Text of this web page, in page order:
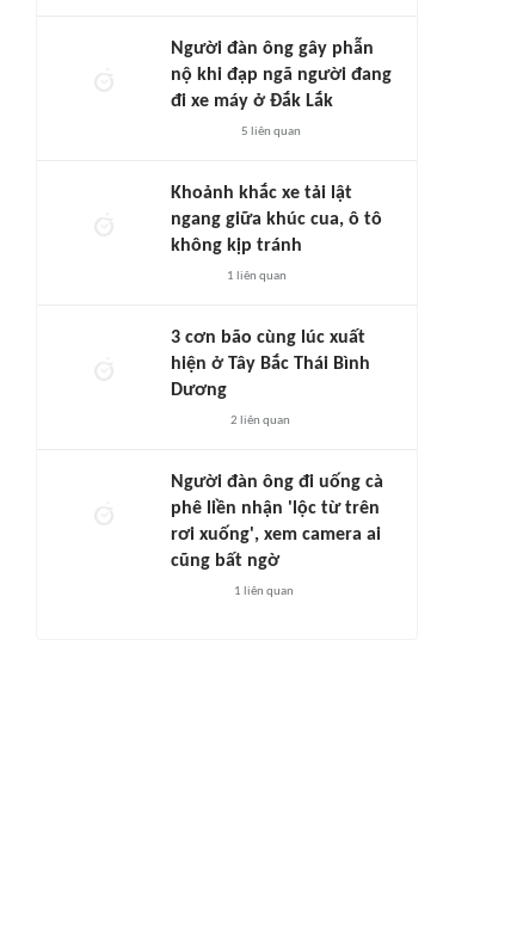
Người đàn ông gây phẫn
nộ khi đạp ngã người đang
đi xe máy ở Đắk Lắk
5 liên quan
Khoảnh khắc xe tải lật
ngang giữa khúc cua, ô tô
không kịp tránh
1 liên quan
3 cơn bão cùng lúc xuất
hiện ở Tây Bắc Thái Bình
Dương
2 liên quan
Người đàn ông đi uống cà
phê liền nhận 'lộc từ trên
rơi xuống', xem camera ai
cũng bất ngờ
1 liên quan